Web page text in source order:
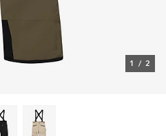
1 / 2